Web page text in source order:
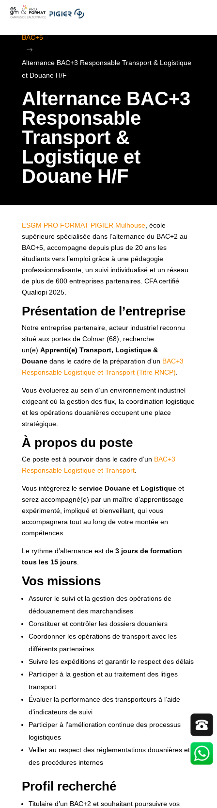
BAC+5
$
Alternance BAC+3 Responsable Transport & Logistique
et Douane H/F
Alternance BAC+3
Responsable
Transport &
Logistique et
Douane H/F
ESGM PRO FORMAT PIGIER Mulhouse, école
supérieure spécialisée dans l’alternance du BAC+2 au
BAC+5, accompagne depuis plus de 20 ans les
étudiants vers l’emploi grâce à une pédagogie
professionnalisante, un suivi individualisé et un réseau
de plus de 600 entreprises partenaires. CFA certifié
Qualiopi 2025.
Présentation de l’entreprise
Notre entreprise partenaire, acteur industriel reconnu
situé aux portes de Colmar (68), recherche
un(e) Apprenti(e) Transport, Logistique &
Douanedans le cadre de la préparation d’un BAC+3
Responsable Logistique et Transport (Titre RNCP)
Vous évoluerez au sein d’un environnement industriel
exigeant où la gestion des flux, la coordination logistique
et les opérations douanières occupent une place
stratégique.
À propos du poste
Ce poste est à pourvoir dans le cadre d’un BAC+3
Responsable Logistique et Transport.
Vous intégrerez le service Douane et Logistiqueet
serez accompagné(e) par un maître d’apprentissage
expérimenté, impliqué et bienveillant, qui vous
accompagnera tout au long de votre montée en
compétences.
Le rythme d’alternance est de 3 jours de formation
tous les 15 jours.
Vos missions
Assurer le suivi et la gestion des opérations de
dédouanement des marchandises
Constituer et contrôler les dossiers douaniers
Coordonner les opérations de transport avec les
différents partenaires
Suivre les expéditions et garantir le respect des délais
Participer à la gestion et au traitement des litiges
transport
Évaluer la performance des transporteurs à l’aide
d’indicateurs de suivi
Participer à l’amélioration continue des processus
logistiques
Veiller au respect des réglementations douanières et
des procédures internes
Profil recherché
Titulaire d’un BAC+2 et souhaitant poursuivre vos